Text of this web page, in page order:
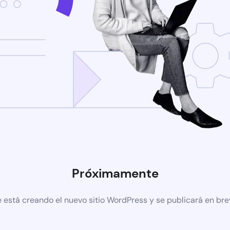
Próximamente
está creando el nuevo sitio WordPress y se publicará en